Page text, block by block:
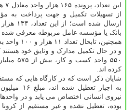
از تسهیلات تکمیل و جهت پرداخت به
ارسال
بانک یا مؤسسه عامل مربوطه معرفی شده
همچنین،
۵۵۰ واحد
کرده اند.
شایان ذکر است که در کارگاه هایی که
به اجبار
نیروی انسانی اختصاص می یابد و در